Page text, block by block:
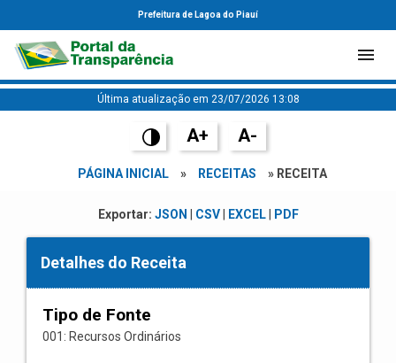
Prefeitura de Lagoa do Piauí
Última atualização em 23/07/2026 13:08
A+ A-
PÁGINA INICIAL » RECEITAS » RECEITA
Exportar: JSON CSV| EXCEL| PDF
Detalhes do Receita
Tipo de Fonte
001: Recursos Ordinários